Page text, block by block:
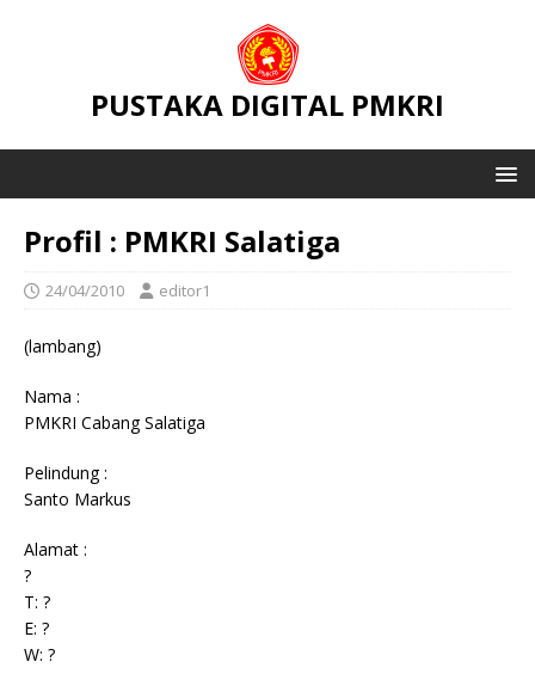
PUSTAKA DIGITAL PMKRI
Profil : PMKRI Salatiga
24/04/2010 editor1
(lambang)
Nama :
PMKRI Cabang Salatiga
Pelindung :
Santo Markus
Alamat :
?
T: ?
E: ?
W: ?